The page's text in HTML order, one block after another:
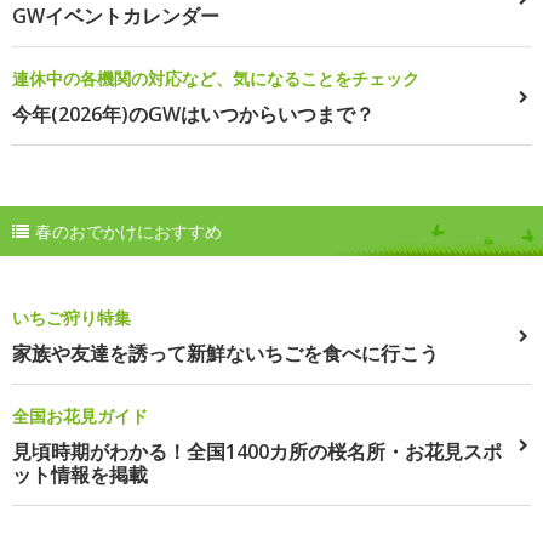
GWイベントカレンダー
連休中の各機関の対応など、気になることをチェック
今年(2026年)のGWはいつからいつまで？
春のおでかけにおすすめ
いちご狩り特集
家族や友達を誘って新鮮ないちごを食べに行こう
全国お花見ガイド
見頃時期がわかる！全国1400カ所の桜名所・お花見スポ
ット情報を掲載